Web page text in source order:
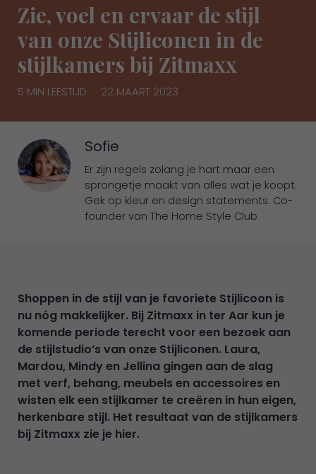
Zie, voel en ervaar de stijl
van onze Stijliconen in de
stijlkamers bij Zitmaxx
5 MIN LEESTIJD 22 MAART 2023
Sofie
Er zijn regels zolang je hart maar een
sprongetje maakt van alles wat je koopt.
Gek op kleur en design statements. Co-
founder van The Home Style Club
Shoppen in de stijl van je favoriete Stijlicoon is
nu nóg makkelijker. Bij Zitmaxx in ter Aar kun je
komende periode terecht voor een bezoek aan
de stijlstudio’s van onze Stijliconen. Laura,
Mardou, Mindy en Jellina gingen aan de slag
met verf, behang, meubels en accessoires en
wisten elk een stijlkamer te creëren in hun eigen,
herkenbare stijl. Het resultaat van de stijlkamers
bij Zitmaxx zie je hier.